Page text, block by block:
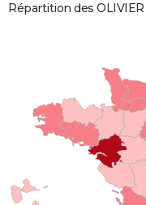
Répartition des